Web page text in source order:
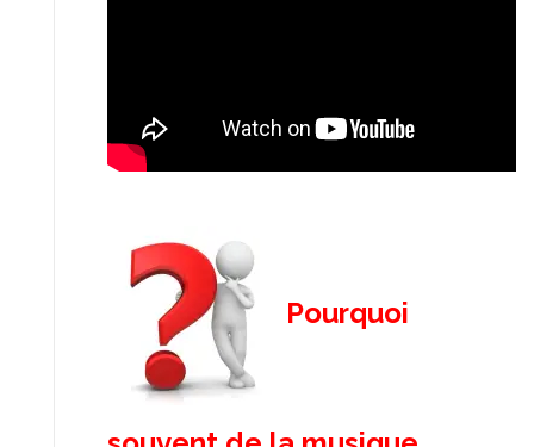
Pourquoi